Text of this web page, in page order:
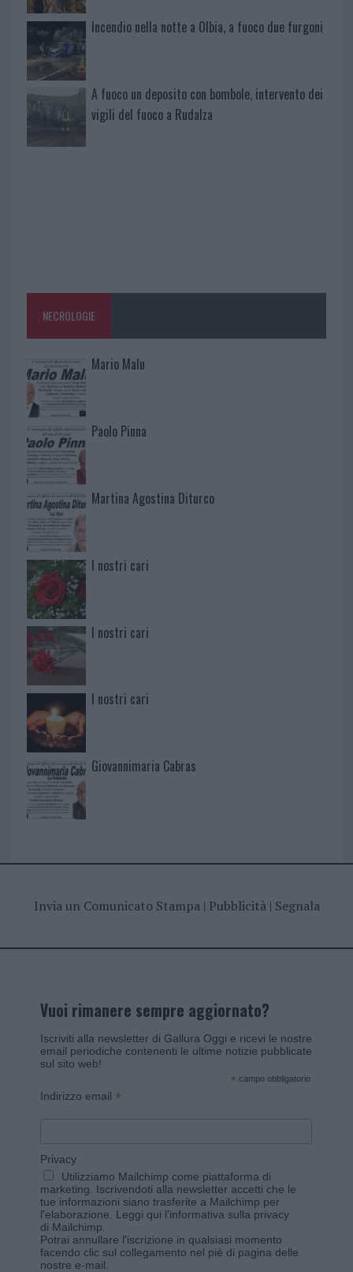
Incendio nella notte a Olbia, a fuoco due furgoni
A fuoco un deposito con bombole, intervento dei
vigili del fuoco a Rudalza
NECROLOGIE
Mario Malu
Paolo Pinna
Martina Agostina Diturco
I nostri cari
I nostri cari
I nostri cari
Giovannimaria Cabras
Invia un Comunicato Stampa| Pubblicità| Segnala
Vuoi rimanere sempre aggiornato?
Iscriviti alla newsletter di Gallura Oggi e ricevi le nostre
email periodiche contenenti le ultime notizie pubblicate
sul sito web!
* campo obbligatorio
Indirizzo email *
Privacy
Utilizziamo Mailchimp come piattaforma di
marketing. Iscrivendoti alla newsletter accetti che le
tue informazioni siano trasferite a Mailchimp per
l'elaborazione. Leggi qui l'informativa sulla privacy
di Mailchimp
Potrai annullare l'iscrizione in qualsiasi momento
facendo clic sul collegamento nel piè di pagina delle
nostre e-mail.